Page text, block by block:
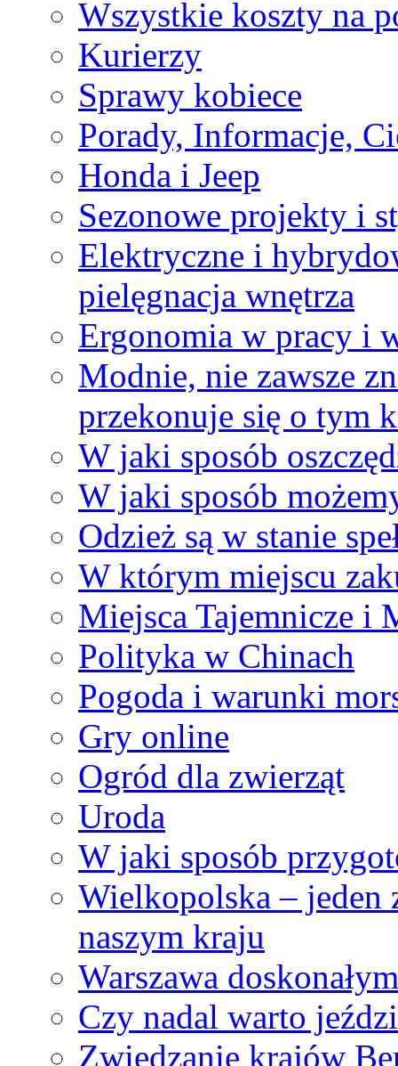
Wszystkie koszty na
Kurierzy
Sprawy kobiece
Porady, Informacje,
Honda i Jeep
Sezonowe projekty i
Elektryczne i
pielęgnacja wnętrza
Ergonomia w pracy i
Modnie, nie zawsze
przekonuje się o tym
W jaki sposób
W jaki sposób
Odzież są w stanie
W którym miejscu
Miejsca Tajemnicze i
Polityka w Chinach
Pogoda i warunki
Gry online
Ogród dla zwierząt
Uroda
W jaki sposób
Wielkopolska – jeden
naszym kraju
Warszawa
Czy nadal warto
Zwiedzanie krajów